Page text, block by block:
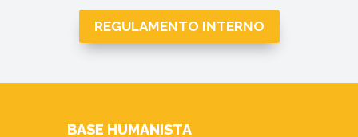
REGULAMENTO INTERNO
BASE HUMANISTA